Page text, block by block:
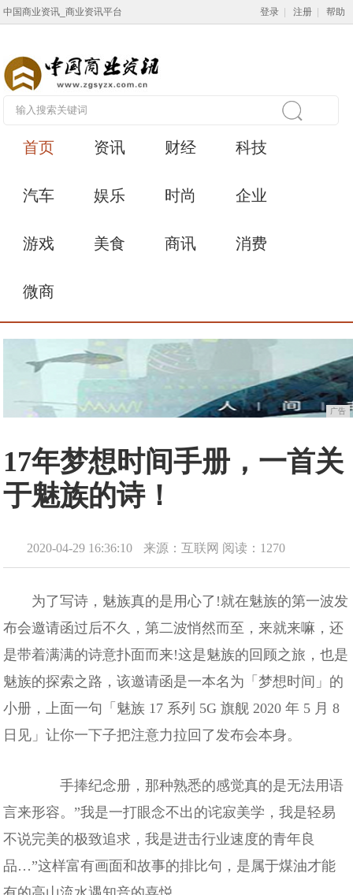
中国商业资讯_商业资讯平台 登录 注册 帮助
首页 资讯 财经 科技
汽车 娱乐 时尚 企业
游戏 美食 商讯 消费
微商
广告
17年梦想时间手册，一首关
于魅族的诗！
2020-04-29 16:36:10 来源：互联网 阅读：1270
为了写诗，魅族真的是用心了!就在魅族的第一波发
布会邀请函过后不久，第二波悄然而至，来就来嘛，还
是带着满满的诗意扑面而来!这是魅族的回顾之旅，也是
魅族的探索之路，该邀请函是一本名为「梦想时间」的
小册，上面一句「魅族 17 系列 5G 旗舰 2020 年 5 月 8
日见」让你一下子把注意力拉回了发布会本身。
手捧纪念册，那种熟悉的感觉真的是无法用语
言来形容。”我是一打眼念不出的诧寂美学，我是轻易
不说完美的极致追求，我是进击行业速度的青年良
品…”这样富有画面和故事的排比句，是属于煤油才能